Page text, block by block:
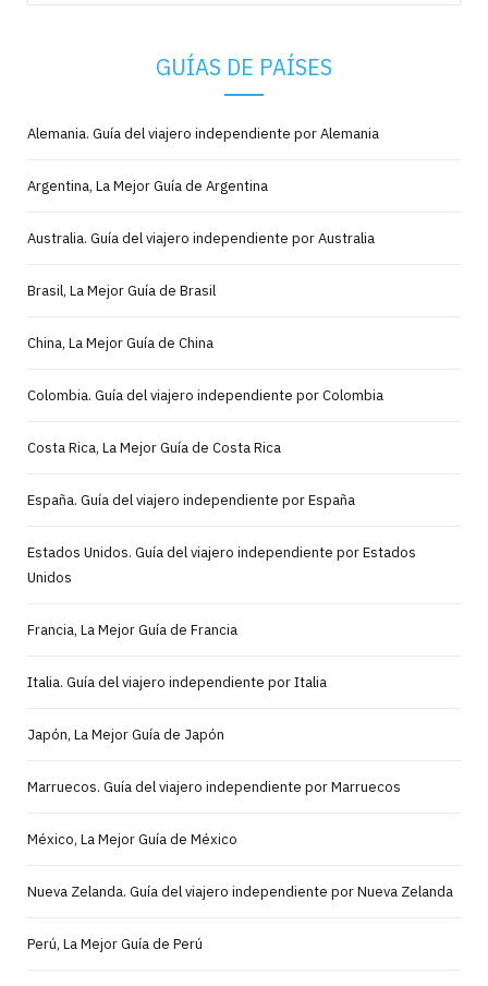
GUÍAS DE PAÍSES
Alemania. Guía del viajero independiente por Alemania
Argentina, La Mejor Guía de Argentina
Australia. Guía del viajero independiente por Australia
Brasil, La Mejor Guía de Brasil
China, La Mejor Guía de China
Colombia. Guía del viajero independiente por Colombia
Costa Rica, La Mejor Guía de Costa Rica
España. Guía del viajero independiente por España
Estados Unidos. Guía del viajero independiente por Estados
Unidos
Francia, La Mejor Guía de Francia
Italia. Guía del viajero independiente por Italia
Japón, La Mejor Guía de Japón
Marruecos. Guía del viajero independiente por Marruecos
México, La Mejor Guía de México
Nueva Zelanda. Guía del viajero independiente por Nueva Zelanda
Perú, La Mejor Guía de Perú